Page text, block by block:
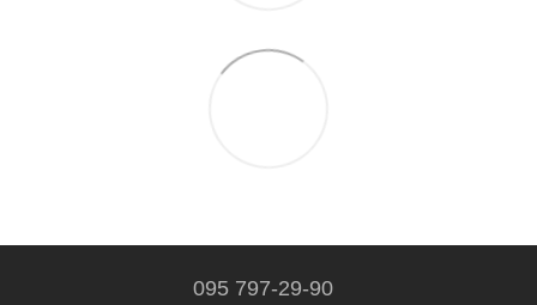
095 797-29-90